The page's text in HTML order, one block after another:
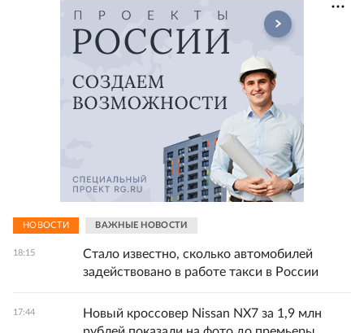
НОВОСТИ ВАЖНЫЕ НОВОСТИ
18:15
Стало известно, сколько автомобилей
задействовано в работе такси в России
17:44
Новый кроссовер Nissan NX7 за 1,9 млн